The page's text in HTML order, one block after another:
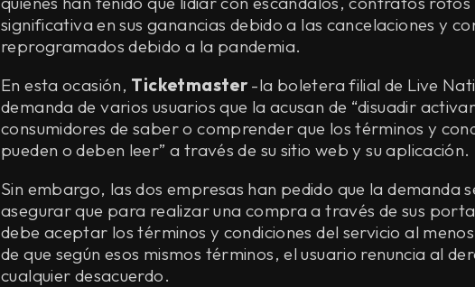
significativa en sus ganancias debido a las cancelaciones y
reprogramados debido a la pandemia.
En esta ocasión, Ticketmaster -la boletera filial de Live
demanda de varios usuarios que la acusan de “disuadir
consumidores de saber o comprender que los términos y
pueden o deben leer” a través de su sitio web y su aplicación.
Sin embargo, las dos empresas han pedido que la demanda
asegurar que para realizar una compra a través de sus
debe aceptar los términos y condiciones del servicio al
de que según esos mismos términos, el usuario renuncia al
cualquier desacuerdo.